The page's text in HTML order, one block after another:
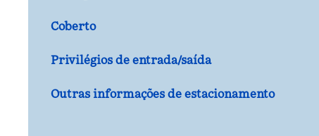
Coberto
Privilégios de entrada/saída
Outras informações de estacionamento